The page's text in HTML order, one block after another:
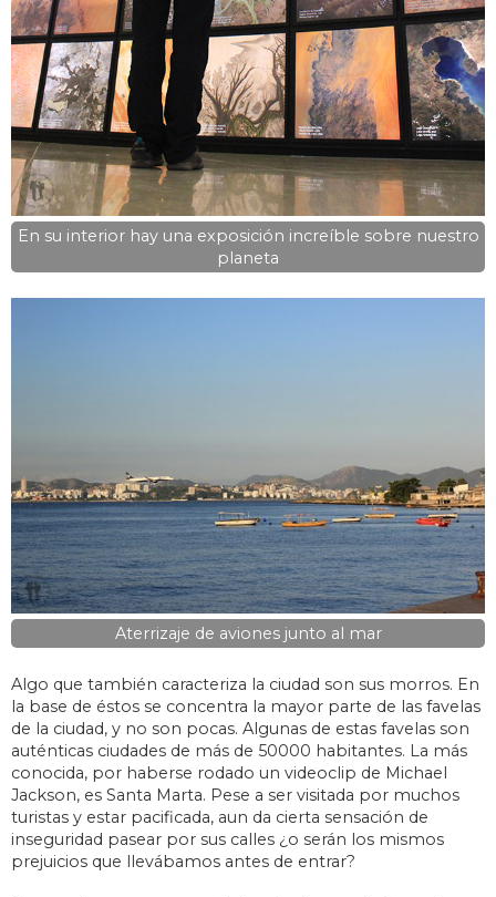
En su interior hay una exposición increíble sobre nuestro
planeta
Aterrizaje de aviones junto al mar
Algo que también caracteriza la ciudad son sus morros. En
la base de éstos se concentra la mayor parte de las favelas
de la ciudad, y no son pocas. Algunas de estas favelas son
auténticas ciudades de más de 50000 habitantes. La más
conocida, por haberse rodado un videoclip de Michael
Jackson, es Santa Marta. Pese a ser visitada por muchos
turistas y estar pacificada, aun da cierta sensación de
inseguridad pasear por sus calles ¿o serán los mismos
prejuicios que llevábamos antes de entrar?